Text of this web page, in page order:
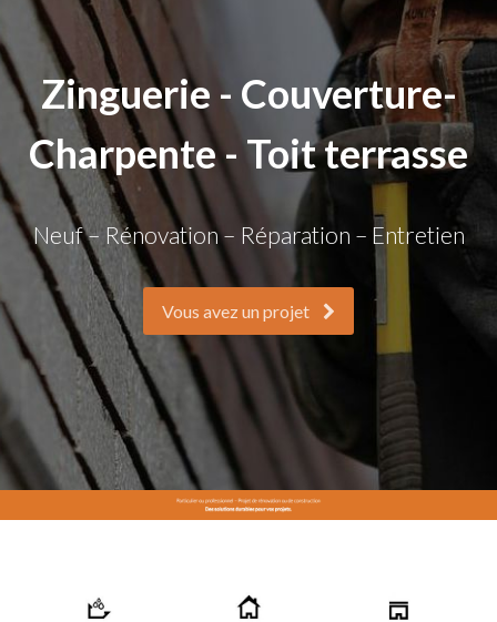
Zinguerie - Couverture-
Charpente - Toit terrasse
Neuf – Rénovation – Réparation – Entretien
Vous avez un projet